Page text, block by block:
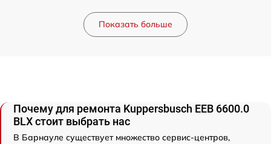
Показать больше
Почему для ремонта Kuppersbusch EEB 6600.0
BLX стоит выбрать нас
В Барнауле существует множество сервис-центров,